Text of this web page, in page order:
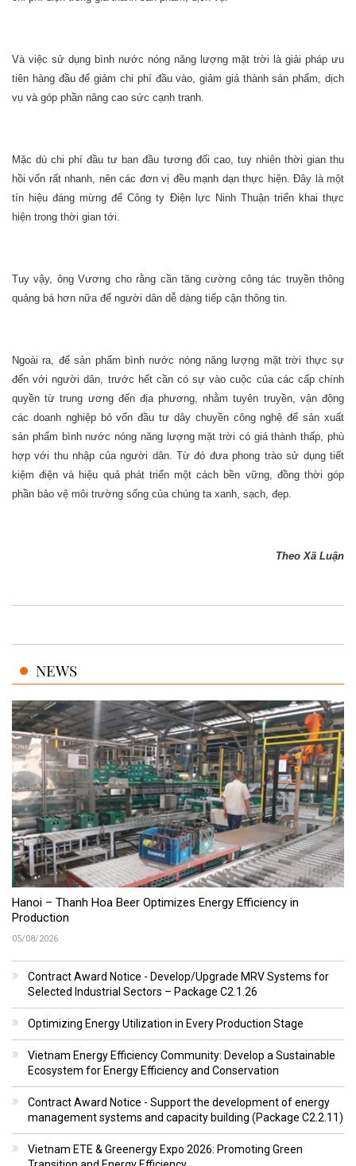
Và việc sử dụng bình nước nóng năng lượng mặt trời là giải pháp ưu
tiên hàng đầu để giảm chi phí đầu vào, giảm giá thành sản phẩm, dịch
vụ và góp phần nâng cao sức cạnh tranh.
Mặc dù chi phí đầu tư ban đầu tương đối cao, tuy nhiên thời gian thu
hồi vốn rất nhanh, nên các đơn vị đều mạnh dạn thực hiện. Đây là một
tín hiệu đáng mừng để Công ty Điện lực Ninh Thuận triển khai thực
hiện trong thời gian tới.
Tuy vậy, ông Vương cho rằng cần tăng cường công tác truyền thông
quảng bá hơn nữa để người dân dễ dàng tiếp cận thông tin.
Ngoài ra, để sản phẩm bình nước nóng năng lượng mặt trời thực sự
đến với người dân, trước hết cần có sự vào cuộc của các cấp chính
quyền từ trung ương đến địa phương, nhằm tuyên truyền, vận động
các doanh nghiệp bỏ vốn đầu tư dây chuyền công nghệ để sản xuất
sản phẩm bình nước nóng năng lượng mặt trời có giá thành thấp, phù
hợp với thu nhập của người dân. Từ đó đưa phong trào sử dụng tiết
kiệm điện và hiệu quả phát triển một cách bền vững, đồng thời góp
phần bảo vệ môi trường sống của chúng ta xanh, sạch, đẹp.
Theo Xã Luận
NEWS
Hanoi – Thanh Hoa Beer Optimizes Energy Efficiency in
Production
05/08/2026
Contract Award Notice - Develop/Upgrade MRV Systems for
Selected Industrial Sectors – Package C2.1.26
Optimizing Energy Utilization in Every Production Stage
Vietnam Energy Efficiency Community: Develop a Sustainable
Ecosystem for Energy Efficiency and Conservation
Contract Award Notice - Support the development of energy
management systems and capacity building (Package C2.2.11)
Vietnam ETE & Greenergy Expo 2026: Promoting Green